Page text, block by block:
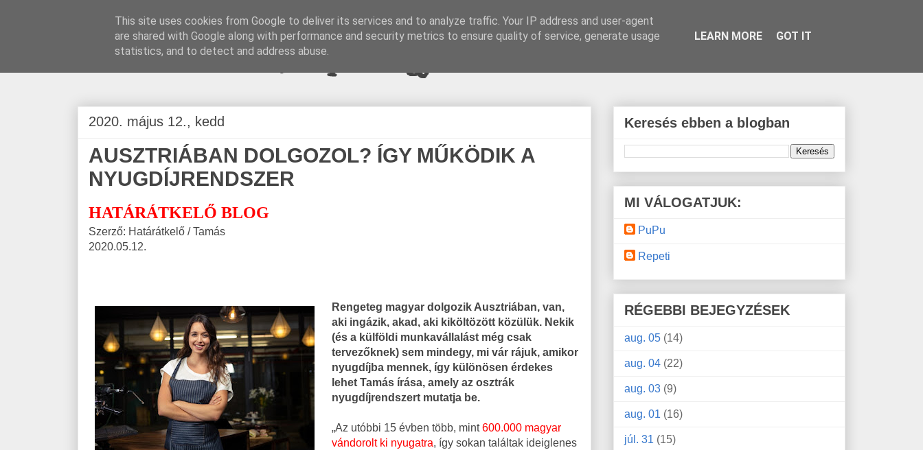
BLOGÁSZAT, napi blogjava
2020. május 12., kedd
AUSZTRIÁBAN DOLGOZOL? ÍGY MŰKÖDIK A
NYUGDÍJRENDSZER
HATÁRÁTKELŐ BLOG
Szerző: Határátkelő / Tamás
2020.05.12.
Rengeteg magyar dolgozik Ausztriában, van,
aki ingázik, akad, aki kiköltözött közülük. Nekik
(és a külföldi munkavállalást még csak
tervezőknek) sem mindegy, mi vár rájuk, amikor
nyugdíjba mennek, így különösen érdekes
lehet Tamás írása, amely az osztrák
nyugdíjrendszert mutatja be.
„Az utóbbi 15 évben több, mint600.000 magyar
vándorolt ki nyugatra, így sokan találtak ideiglenes
Keresés ebben a blogban
MI VÁLOGATJUK:
PuPu
Repeti
RÉGEBBI BEJEGYZÉSEK
aug. 05 (14)
aug. 04 (22)
aug. 03 (9)
aug. 01 (16)
júl. 31 (15)
This site uses cookies from Google to deliver its services and to analyze traffic. Your IP address and user-agent
are shared with Google along with performance and security metrics to ensure quality of service, generate usage
statistics, and to detect and address abuse.
LEARN MORE GOT IT